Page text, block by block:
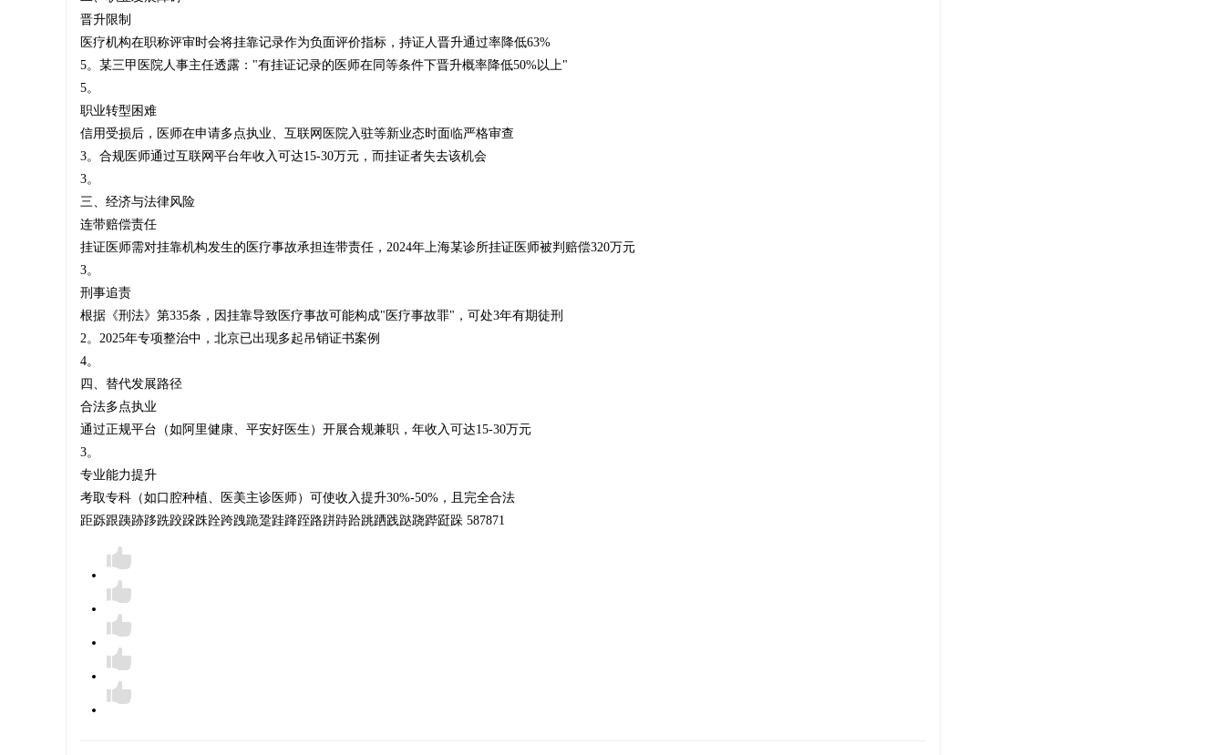
‌晋升限制‌
医疗机构在职称评审时会将挂靠记录作为负面评价指标，持证人晋升通过率降低63%‌
5。某三甲医院人事主任透露："有挂证记录的医师在同等条件下晋升概率降低50%以上"‌
5。
‌职业转型困难‌
信用受损后，医师在申请多点执业、互联网医院入驻等新业态时面临严格审查‌
3。合规医师通过互联网平台年收入可达15-30万元，而挂证者失去该机会‌
3。
三、经济与法律风险
‌连带赔偿责任‌
挂证医师需对挂靠机构发生的医疗事故承担连带责任，2024年上海某诊所挂证医师被判赔偿320万元‌
3。
‌刑事追责‌
根据《刑法》第335条，因挂靠导致医疗事故可能构成"医疗事故罪"，可处3年有期徒刑‌
2。2025年专项整治中，北京已出现多起吊销证书案例‌
4。
四、替代发展路径
‌合法多点执业‌
通过正规平台（如阿里健康、平安好医生）开展合规兼职，年收入可达15-30万元‌
3。
‌专业能力提升‌
考取专科（如口腔种植、医美主诊医师）可使收入提升30%-50%，且完全合法‌
距跞跟跠跡跢跣跤跥跦跧跨跩跪跫跬跭跮路跰跱跲跳跴践跶跷跸跹跺 587871